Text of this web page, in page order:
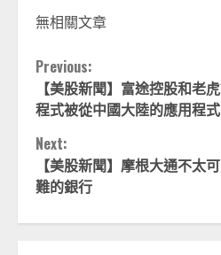
無相關文章
Continue
Reading
Previous:
【美股新聞】富途控股和老
程式被從中國大陸的應用程
Next:
【美股新聞】摩根大通不太
難的銀行